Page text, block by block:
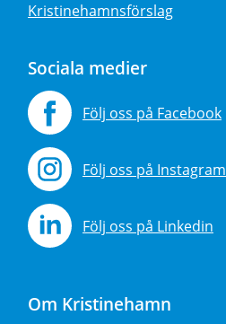
Kristinehamnsförslag
Sociala medier
Följ oss på Facebook
Följ oss på Instagram
Följ oss på Linkedin
Om Kristinehamn